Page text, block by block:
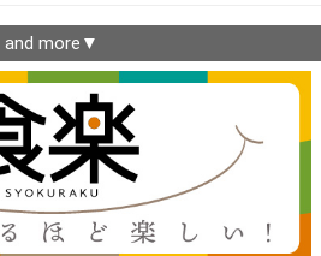
and more▼